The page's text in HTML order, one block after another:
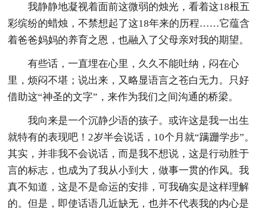
我静静地凝视着面前这微弱的烛光，看着这18根五
彩缤纷的蜡烛，不禁想起了这18年来的历程……它蕴含
着爸爸妈妈的养育之恩，也融入了父母亲对我的期望。
有些话，一直埋在心里，久久不能吐纳，闷在心
里，烦闷不堪；说出来，又略显语言之苍白无力。只好
借助这“神圣的文字”，来作为我们之间沟通的桥梁。
我向来是一个沉静少语的孩子。或许这是我一出生
就特有的表现吧！2岁半会说话，10个月就“蹒跚学步”。
其实，并非我不会说话，而是我不想说，这是行动胜于
言的标志，也成为了我从小到大，做事一贯的作风。我
真不知道，这是不是命运的安排，可我确实是这样理解
的。但是，即使话语几近缺无，也并不代表我的内心是